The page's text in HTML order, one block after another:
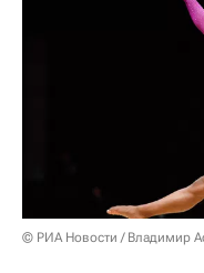
© РИА Новости / Владимир